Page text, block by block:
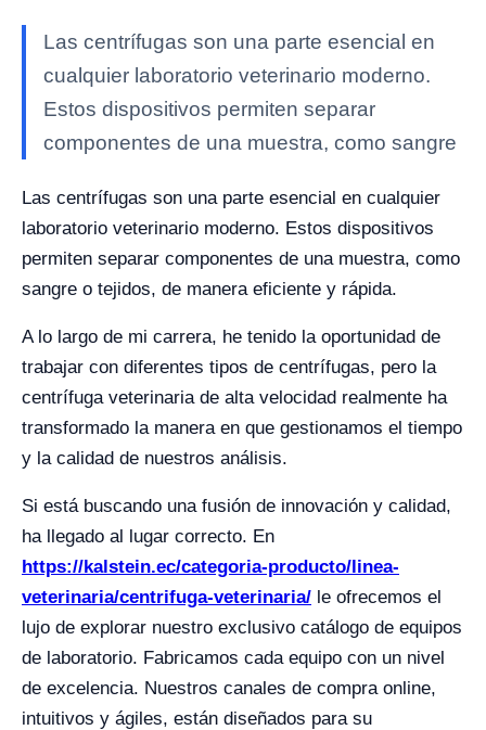
Las centrífugas son una parte esencial en
cualquier laboratorio veterinario moderno.
Estos dispositivos permiten separar
componentes de una muestra, como sangre
Las centrífugas son una parte esencial en cualquier
laboratorio veterinario moderno. Estos dispositivos
permiten separar componentes de una muestra, como
sangre o tejidos, de manera eficiente y rápida.
A lo largo de mi carrera, he tenido la oportunidad de
trabajar con diferentes tipos de centrífugas, pero la
centrífuga veterinaria de alta velocidad realmente ha
transformado la manera en que gestionamos el tiempo
y la calidad de nuestros análisis.
Si está buscando una fusión de innovación y calidad,
ha llegado al lugar correcto. En
https://kalstein.ec/categoria-producto/linea-
veterinaria/centrifuga-veterinaria/ le ofrecemos el
lujo de explorar nuestro exclusivo catálogo de equipos
de laboratorio. Fabricamos cada equipo con un nivel
de excelencia. Nuestros canales de compra online,
intuitivos y ágiles, están diseñados para su